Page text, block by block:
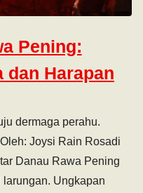
Pening:
dan Harapan
dermaga perahu.
Joysi Rain Rosadi
Danau Rawa Pening
Ungkapan